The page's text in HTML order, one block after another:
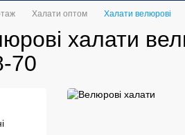
Халати оптом Халати велюрові
халати
70